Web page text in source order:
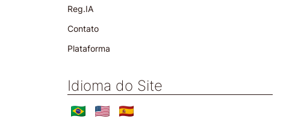
Reg.IA
Contato
Plataforma
Idioma do Site